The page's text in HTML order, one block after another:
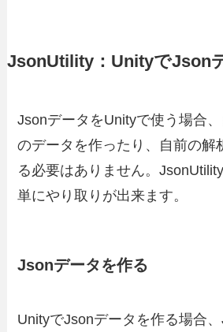
JsonUtility：UnityでJson
JsonデータをUnityで使う場合
のデータを作ったり、自前の解
る必要はありません。
単にやり取りが出来ます。
Jsonデータを作る
UnityでJsonデータを作る場合